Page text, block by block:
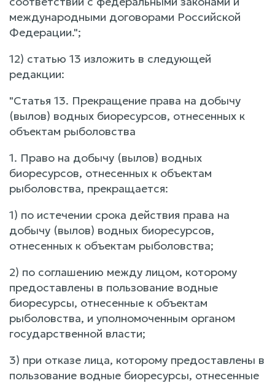
международными договорами Российской
Федерации.";
12) статью 13 изложить в следующей
редакции:
"Статья 13. Прекращение права на добычу
(вылов) водных биоресурсов, отнесенных к
объектам рыболовства
1. Право на добычу (вылов) водных
биоресурсов, отнесенных к объектам
рыболовства, прекращается:
1) по истечении срока действия права на
добычу (вылов) водных биоресурсов,
отнесенных к объектам рыболовства;
2) по соглашению между лицом, которому
предоставлены в пользование водные
биоресурсы, отнесенные к объектам
рыболовства, и уполномоченным органом
государственной власти;
3) при отказе лица, которому предоставлены в
пользование водные биоресурсы, отнесенные